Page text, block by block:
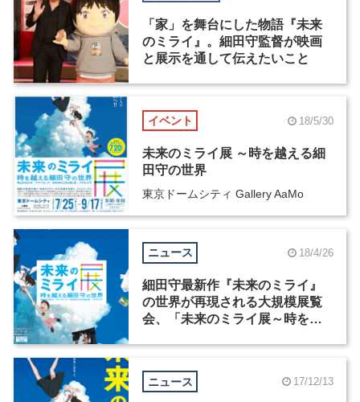
「家」を舞台にした物語『未来
のミライ』。細田守監督が映画
と展示を通して伝えたいこと
イベント 18/5/30
未来のミライ展 ～時を越える細
田守の世界
東京ドームシティ Gallery AaMo
ニュース 18/4/26
細田守最新作『未来のミライ』
の世界が再現される大規模展覧
会、「未来のミライ展～時を越
ニュース 17/12/13